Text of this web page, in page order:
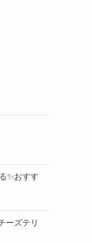
✨おすす
ーズテリ